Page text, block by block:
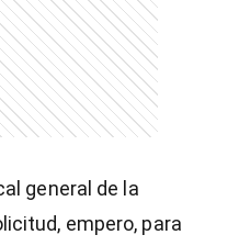
general de la
empero, para